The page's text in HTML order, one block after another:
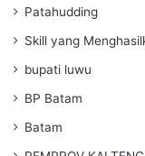
Patahudding
Skill yang
bupati luwu
BP Batam
Batam